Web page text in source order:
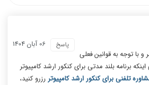
06 آبان 1404 پاسخ
با توجه به قوانین فعلی
برنامه بلند مدتی برای کنکور ارشد کامپیوتر
تلفنی برای کنکور ارشد کامپیوتر رزرو کنید،